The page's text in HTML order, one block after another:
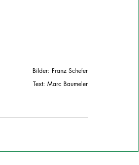
Bilder: Franz Schefer
Text: Marc Baumeler